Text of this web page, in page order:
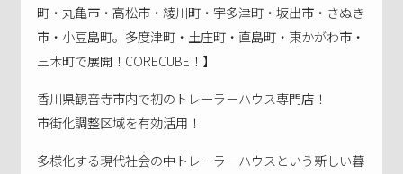
町・丸亀市・高松市・綾川町・宇多津町・坂出市・さぬき
市・小豆島町。多度津町・土庄町・直島町・東かがわ市・
三木町で展開！CORECUBE！】
香川県観音寺市内で初のトレーラーハウス専門店！
市街化調整区域を有効活用！
多様化する現代社会の中トレーラーハウスという新しい暮